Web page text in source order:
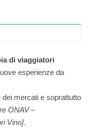
di viaggiatori
esperienze da
mercati e soprattutto
ONAV –
Vino].